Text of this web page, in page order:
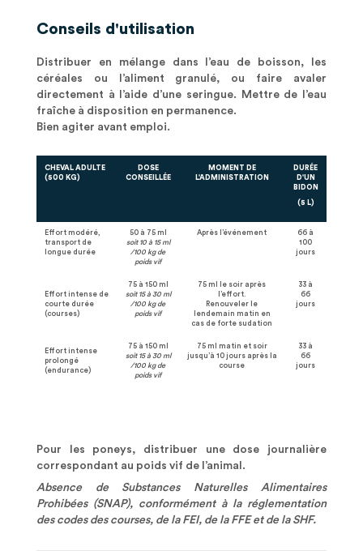
Conseils d'utilisation
Distribuer en mélange dans l’eau de boisson, les
céréales ou l’aliment granulé, ou faire avaler
directement à l’aide d’une seringue. Mettre de l’eau
fraîche à disposition en permanence.
Bien agiter avant emploi.
CHEVAL ADULTE
(500 KG)
DOSE
CONSEILLÉE
MOMENT DE
L'ADMINISTRATION
DURÉE
D'UN
BIDON
(5 L)
Effort modéré,
transport de
longue durée
50 à 75 ml
soit 10 à 15 ml
/100 kg de
poids vif
Après l’événement
66 à
100
jours
Effort intense de
courte durée
(courses)
75 à 150 ml
soit 15 à 30 ml
/100 kg de
poids vif
75 ml le soir après
l’effort.
Renouveler le
lendemain matin en
cas de forte sudation
33 à
66
jours
Effort intense
prolongé
(endurance)
75 à 150 ml
soit 15 à 30 ml
/100 kg de
poids vif
75 ml matin et soir
jusqu’à 10 jours après la
course
33 à
66
jours
Pour les poneys, distribuer une dose journalière
correspondant au poids vif de l’animal.
Absence de Substances Naturelles Alimentaires
Prohibées (SNAP), conformément à la réglementation
des codes des courses, de la FEI, de la FFE et de la SHF.